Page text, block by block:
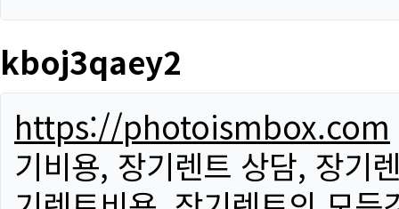
kboj3qaey2
https://photoismbox.com
기비용, 장기렌트 상담, 장기